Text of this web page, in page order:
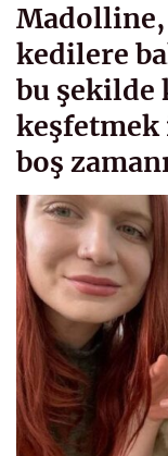
Madolline,
kedilere
bu şekilde
keşfetmek
boş